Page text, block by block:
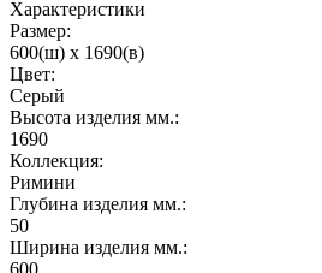
Характеристики
Размер:
600(ш) x 1690(в)
Цвет:
Серый
Высота изделия мм.:
1690
Коллекция:
Римини
Глубина изделия мм.:
50
Ширина изделия мм.:
600